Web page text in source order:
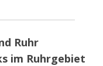
Ruhr
im Ruhrgebiet